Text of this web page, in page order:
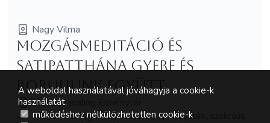
Nagy Vilma
Mozgásmeditáció és
Satipatthána Gyere és
boruljunk együtt
Mantra Healing Élménytér
holisztikus, légzés, önismeret, spiritualitás, szakrális
A weboldal használatával jóváhagyja a cookie-k
használatát.
működéshez nélkülözhetetlen cookie-k